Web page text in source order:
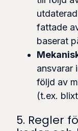
fattade
baserat
ansvarar
följd av
(t.ex.
5. Regler